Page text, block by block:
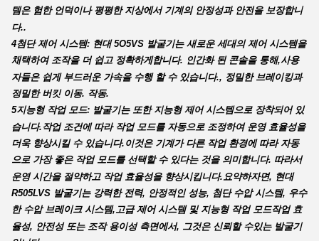
템은 험한 언덕이나 평평한 지상에서 기계의 안정성과 안전을 보장합니
다..
4첨단 제어 시스템: 현대 5O5VS 발굴기는 새로운 세대의 제어 시스템을
채택하여 조작을 더 쉽고 정확하게합니다. 인간화 된 콘솔을 통해,사용
자들은 쉽게 부드러운 가속을 수행 할 수 있습니다., 정밀한 브레이킹과
정밀한 버킷 이동. 작동.
5지능형 작업 모드: 발굴기는 또한 지능형 제어 시스템으로 장착되어 있
습니다.작업 조건에 따라 작업 모드를 자동으로 조정하여 운영 효율성을
더욱 향상시킬 수 있습니다.이것은 기계가 다른 작업 환경에 따라 자동
으로 가장 좋은 작업 모드를 선택할 수 있다는 것을 의미합니다. 따라서
운영 시간을 절약하고 작업 효율성을 향상시킵니다. 요약하자면, 현대
R505LVS 발굴기는 강력한 전력, 안정적인 성능, 첨단 수압 시스템, 우수
한 수압 브레이크 시스템,고급 제어 시스템 및 지능형 작업 모드작업 효
율성, 안전성 또는 조작 용이성 측면에서, 그것은 신뢰할 수있는 발굴기